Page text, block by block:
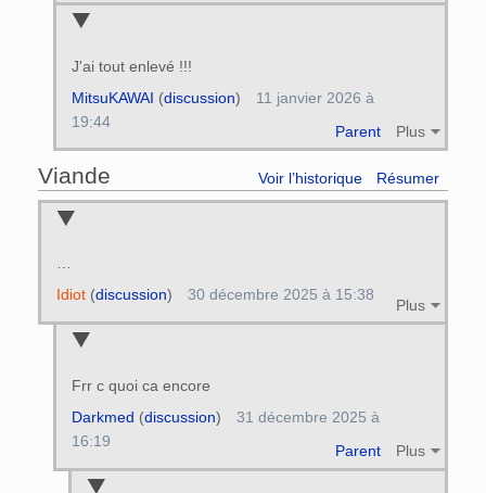
J'ai tout enlevé !!!
Parent Plus
MitsuKAWAI (discussion)
11 janvier 2026 à
19:44
Viande Voir l’historique Résumer
…
Plus
Idiot(discussion) 30 décembre 2025 à 15:38
Frr c quoi ca encore
Parent Plus
Darkmed (discussion)
31 décembre 2025 à
16:19